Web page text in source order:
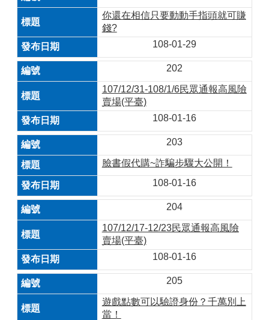
你還在相信只要動動手指頭就可賺
錢?
108-01-29
202
107/12/31-108/1/6民眾通報高風險
賣場(平臺)
108-01-16
203
臉書假代購~詐騙步驟大公開！
108-01-16
204
107/12/17-12/23民眾通報高風險
賣場(平臺)
108-01-16
205
遊戲點數可以驗證身份？千萬別上
當！